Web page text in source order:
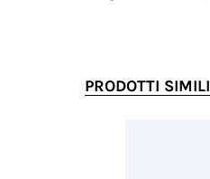
PRODOTTI SIMILI